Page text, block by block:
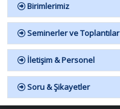
Birimlerimiz
Seminerler ve Toplantılar
İletişim & Personel
Soru & Şikayetler